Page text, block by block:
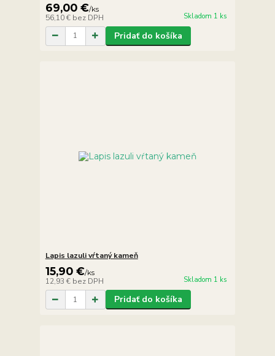
69,00 €/ks
56,10 € bez DPH Skladom 1 ks
Pridať do košíka
Lapis lazuli vŕtaný kameň
15,90 €/ks
12,93 € bez DPH Skladom 1 ks
Pridať do košíka